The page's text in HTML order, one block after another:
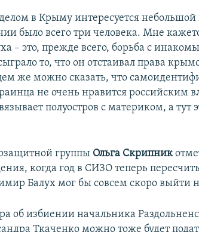
в Крыму интересуется небольшой
было всего три человека. Мне
– это, прежде всего, борьба с
то, что он отстаивал права
же можно сказать, что
не очень нравится российским
полуостров с материком, а тут
группы Ольга Скрипник
когда год в СИЗО теперь
Балух мог бы совсем скоро выйти
об избиении начальника
Ткаченко можно тоже будет